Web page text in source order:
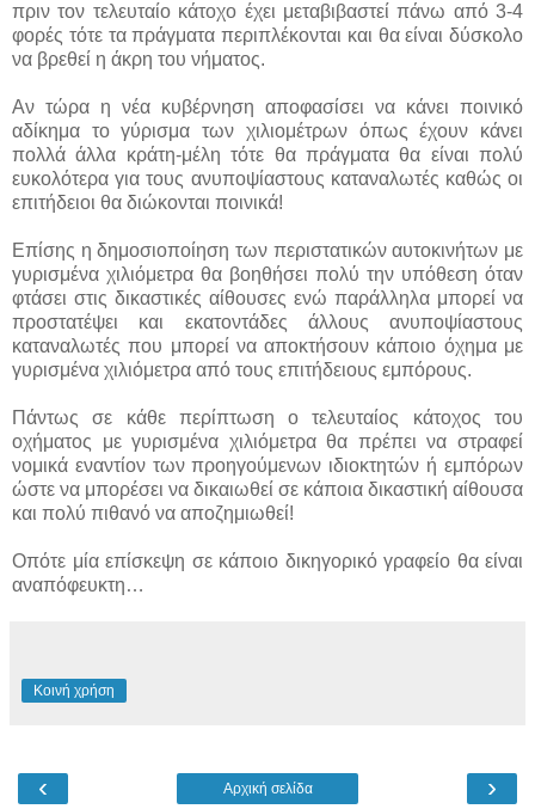
πριν τον τελευταίο κάτοχο έχει μεταβιβαστεί πάνω από 3-4
φορές τότε τα πράγματα περιπλέκονται και θα είναι δύσκολο
να βρεθεί η άκρη του νήματος.
Αν τώρα η νέα κυβέρνηση αποφασίσει να κάνει ποινικό
αδίκημα το γύρισμα των χιλιομέτρων όπως έχουν κάνει
πολλά άλλα κράτη-μέλη τότε θα πράγματα θα είναι πολύ
ευκολότερα για τους ανυποψίαστους καταναλωτές καθώς οι
επιτήδειοι θα διώκονται ποινικά!
Επίσης η δημοσιοποίηση των περιστατικών αυτοκινήτων με
γυρισμένα χιλιόμετρα θα βοηθήσει πολύ την υπόθεση όταν
φτάσει στις δικαστικές αίθουσες ενώ παράλληλα μπορεί να
προστατέψει και εκατοντάδες άλλους ανυποψίαστους
καταναλωτές που μπορεί να αποκτήσουν κάποιο όχημα με
γυρισμένα χιλιόμετρα από τους επιτήδειους εμπόρους.
Πάντως σε κάθε περίπτωση ο τελευταίος κάτοχος του
οχήματος με γυρισμένα χιλιόμετρα θα πρέπει να στραφεί
νομικά εναντίον των προηγούμενων ιδιοκτητών ή εμπόρων
ώστε να μπορέσει να δικαιωθεί σε κάποια δικαστική αίθουσα
και πολύ πιθανό να αποζημιωθεί!
Οπότε μία επίσκεψη σε κάποιο δικηγορικό γραφείο θα είναι
αναπόφευκτη…
Κοινή χρήση
‹ ›
Αρχική σελίδα